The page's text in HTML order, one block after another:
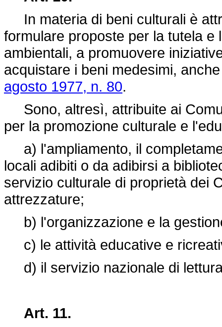
In materia di beni culturali è
formulare proposte per la tutela
ambientali, a promuovere
acquistare i beni medesimi,
agosto 1977, n. 80.
Sono, altresì, attribuite ai
per la promozione culturale e
a) l'ampliamento, il
locali adibiti o da adibirsi a
servizio culturale di proprietà dei
attrezzature;
b) l'organizzazione e la
c) le attività educative e
d) il servizio nazionale di
Art. 11.